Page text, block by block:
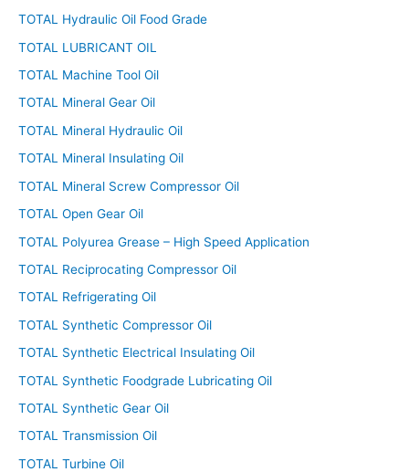
TOTAL Hydraulic Oil Food Grade
TOTAL LUBRICANT OIL
TOTAL Machine Tool Oil
TOTAL Mineral Gear Oil
TOTAL Mineral Hydraulic Oil
TOTAL Mineral Insulating Oil
TOTAL Mineral Screw Compressor Oil
TOTAL Open Gear Oil
TOTAL Polyurea Grease – High Speed Application
TOTAL Reciprocating Compressor Oil
TOTAL Refrigerating Oil
TOTAL Synthetic Compressor Oil
TOTAL Synthetic Electrical Insulating Oil
TOTAL Synthetic Foodgrade Lubricating Oil
TOTAL Synthetic Gear Oil
TOTAL Transmission Oil
TOTAL Turbine Oil